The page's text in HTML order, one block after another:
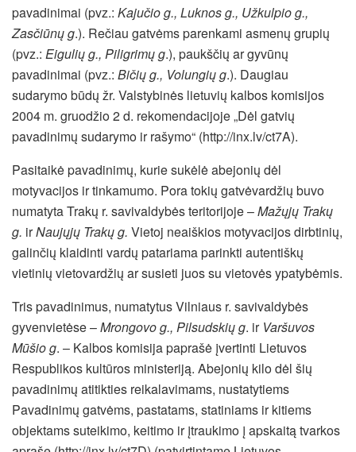
pavadinimai (pvz.: Kajučio g., Luknos g., Užkulpio g.,
Zasčiūnų g.). Rečiau gatvėms parenkami asmenų grupių
(pvz.: Eigulių g., Piligrimų g.), paukščių ar gyvūnų
pavadinimai (pvz.: Bičių g., Volungių g.). Daugiau
sudarymo būdų žr. Valstybinės lietuvių kalbos komisijos
2004 m. gruodžio 2 d. rekomendacijoje „Dėl gatvių
pavadinimų sudarymo ir rašymo“ (http://inx.lv/ct7A).
Pasitaikė pavadinimų, kurie sukėlė abejonių dėl
motyvacijos ir tinkamumo. Pora tokių gatvėvardžių buvo
numatyta Trakų r. savivaldybės teritorijoje –Mažųjų Trakų
g. irNaujųjų Trakų g. Vietoj neaiškios motyvacijos dirbtinių,
galinčių klaidinti vardų patariama parinkti autentiškų
vietinių vietovardžių ar susieti juos su vietovės ypatybėmis.
Tris pavadinimus, numatytus Vilniaus r. savivaldybės
gyvenvietėse –Mrongovo g., Pilsudskių g. ir Varšuvos
Mūšio g. – Kalbos komisija paprašė įvertinti Lietuvos
Respublikos kultūros ministeriją. Abejonių kilo dėl šių
pavadinimų atitikties reikalavimams, nustatytiems
Pavadinimų gatvėms, pastatams, statiniams ir kitiems
objektams suteikimo, keitimo ir įtraukimo į apskaitą tvarkos